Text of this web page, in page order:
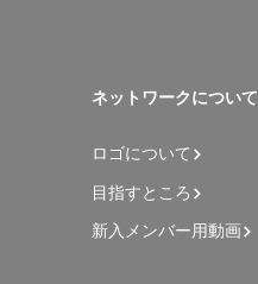
ネットワークについて
ロゴについて
目指すところ
新入メンバー用動画